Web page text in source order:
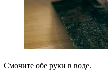
Смочите обе руки в воде.